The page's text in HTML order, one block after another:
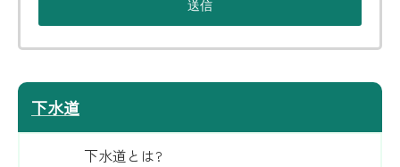
下水道
下水道とは?